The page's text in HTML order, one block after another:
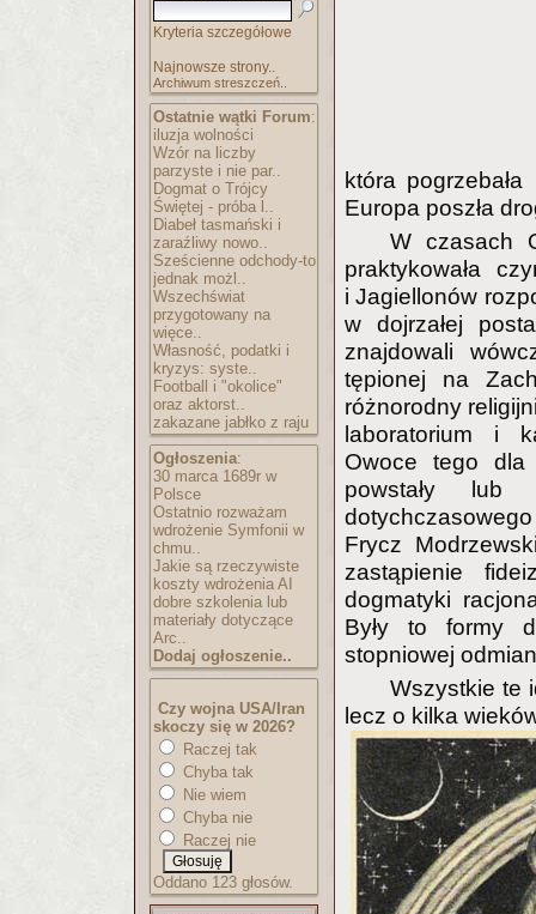
Kryteria szczegółowe
Najnowsze strony..
Archiwum streszczeń..
Ostatnie wątki Forum:
iluzja wolności
Wzór na liczby
parzyste i nie par..
Dogmat o Trójcy
Świętej - próba l..
Diabeł tasmański i
zaraźliwy nowo..
Sześcienne odchody-to
jednak możl..
Wszechświat
przygotowany na
więce..
Własność, podatki i
kryzys: syste..
Football i "okolice"
oraz aktorst..
zakazane jabłko z raju
Ogłoszenia:
30 marca 1689r w
Polsce
Ostatnio rozważam
wdrożenie Symfonii w
chmu..
Jakie są rzeczywiste
koszty wdrożenia AI
dobre szkolenia lub
materiały dotyczące
Arc..
Dodaj ogłoszenie..
Czy wojna USA/Iran
skoczy się w 2026?
Raczej tak
Chyba tak
Nie wiem
Chyba nie
Raczej nie
Oddano 123 głosów.
która
Europa poszła
W czasach
praktykowała
i Jagiellonów
w dojrzałej
znajdowali
tępionej na
różnorodny
laboratorium i
Owoce tego dla
powstały lub
Frycz
zastąpienie
dogmatyki
Były to formy
stopniowej
Wszystkie te
lecz o kilka